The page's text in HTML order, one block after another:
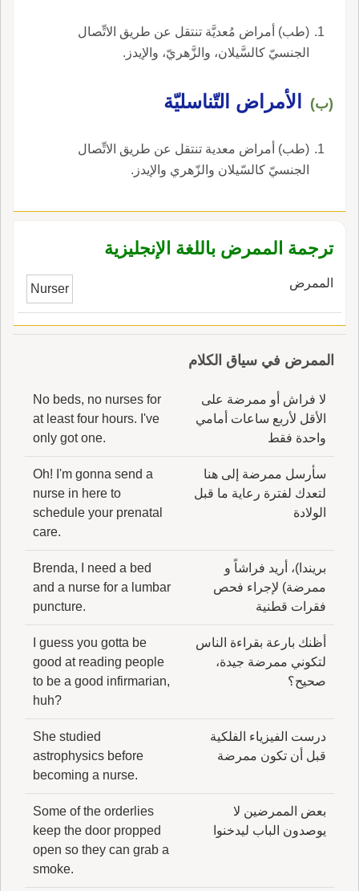
(طب) أمراض مُعديَّة تنتقل عن طريق الاتِّصال
الجنسيّ كالسَّيلان، والزَّهريّ، والإيدز.
(ب) الأمراض التّناسليّة
(طب) أمراض معدية تنتقل عن طريق الاتِّصال
الجنسيّ كالسّيلان والزّهري والإيدز.
ترجمة الممرض باللغة الإنجليزية
الممرض Nurser
الممرض في سياق الكلام
لا فراش أو ممرضة على
الأقل لأربع ساعات أمامي
واحدة فقط
No beds, no nurses for
at least four hours. I've
only got one.
سأرسل ممرضة إلى هنا
لتعدك لفترة رعاية ما قبل
الولادة
Oh! I'm gonna send a
nurse in here to
schedule your prenatal
care.
بريندا)، أريد فراشاً و
ممرضة) لإجراء فحص
فقرات قطنية
Brenda, I need a bed
and a nurse for a lumbar
puncture.
أظنك بارعة بقراءة الناس
لتكوني ممرضة جيدة،
صحيح؟
I guess you gotta be
good at reading people
to be a good infirmarian,
huh?
درست الفيزياء الفلكية
قبل أن تكون ممرضة
She studied
astrophysics before
becoming a nurse.
بعض الممرضين لا
يوصدون الباب ليدخنوا
Some of the orderlies
keep the door propped
open so they can grab a
smoke.